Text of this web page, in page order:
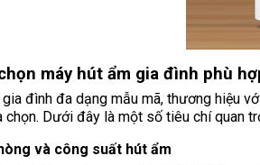
máy hút ẩm gia đình phù
đình đa dạng mẫu mã, thương hiệu
chọn. Dưới đây là một số tiêu chí quan
và công suất hút ẩm